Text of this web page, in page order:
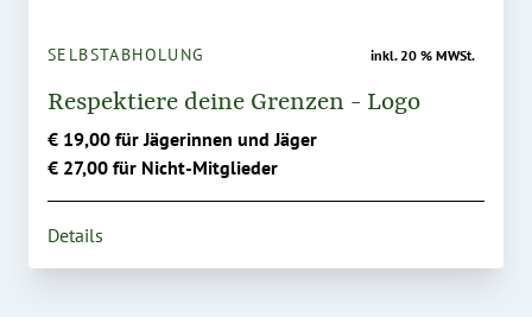
SELBSTABHOLUNG inkl. 20 % MWSt.
Respektiere deine Grenzen - Logo
€ 19,00 für Jägerinnen und Jäger
€ 27,00 für Nicht-Mitglieder
Details